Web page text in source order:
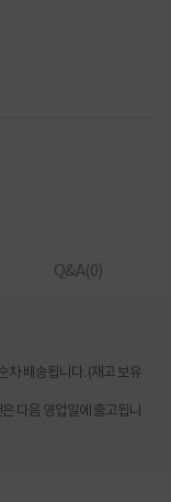
Q&A(0)
차 배송됩니다. (재고 보유
다음 영업일에 출고됩니